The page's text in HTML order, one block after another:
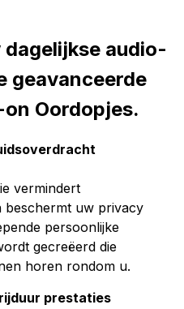
audio-
geavanceerde
Oordopjes.
vermindert
beschermt uw privacy
persoonlijke
gecreëerd die
horen rondom u.
prestaties